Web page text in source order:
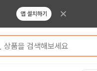
앱 설치하기
상품을 검색해보세요